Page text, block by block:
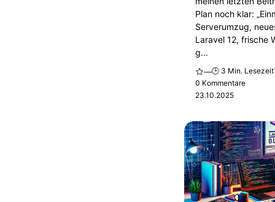
Plan noch klar:
Serverumzug,
Laravel 12, frische
g...
—🕒 3 Min. Lesezeit
0 Kommentare
23.10.2025